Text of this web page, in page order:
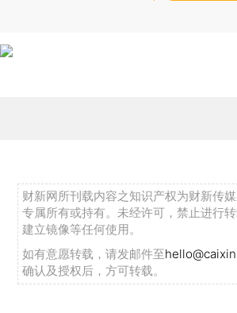
财新网所刊载内容之知识产权为财新传
专属所有或持有。未经许可，禁止进行
建立镜像等任何使用。
如有意愿转载，请发邮件至
确认及授权后，方可转载。